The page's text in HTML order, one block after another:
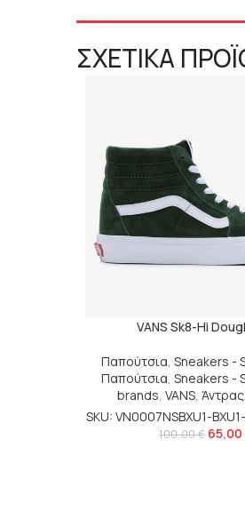
ΣΧΕΤΙΚΑ
VANS Sk8-Hi
Παπούτσια, Sneakers -
Παπούτσια, Sneakers -
brands, VANS, Άντρας
SKU: VN0007NSBXU1-
100,00€ 65,00